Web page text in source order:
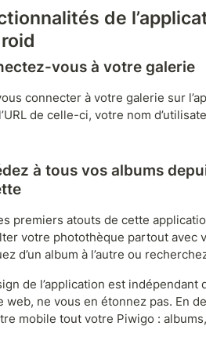
de
vous à votre galerie
connecter à votre galerie sur
de celle-ci, votre nom
à tous vos albums
premiers atouts de cette
votre photothèque partout avec
d’un album à l’autre ou
de l’application est
web, ne vous en étonnez pas. En
mobile tout votre Piwigo :